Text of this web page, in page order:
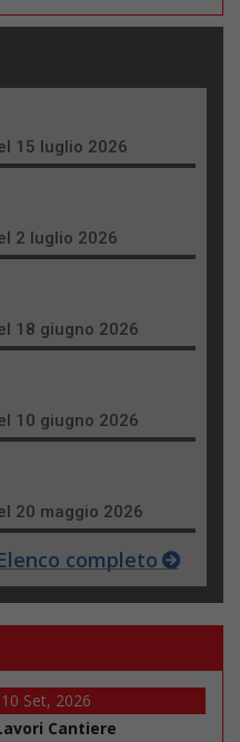
15 luglio 2026
2 luglio 2026
18 giugno 2026
10 giugno 2026
20 maggio 2026
completo
Set, 2026
Cantiere